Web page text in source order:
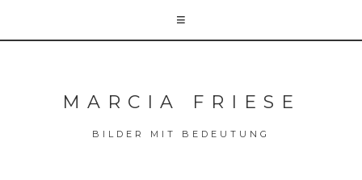
MARCIA FRIESE
BILDER MIT BEDEUTUNG